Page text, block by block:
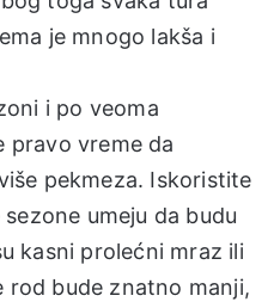
je mnogo lakša i
i po veoma
pravo vreme da
pekmeza. Iskoristite
umeju da budu
kasni prolećni mraz ili
rod bude znatno manji,